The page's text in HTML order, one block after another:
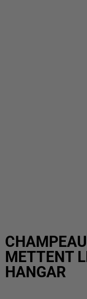
METTENT
HANGAR